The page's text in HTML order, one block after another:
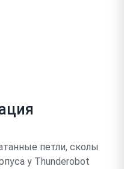
петли, сколы
у Thunderobot